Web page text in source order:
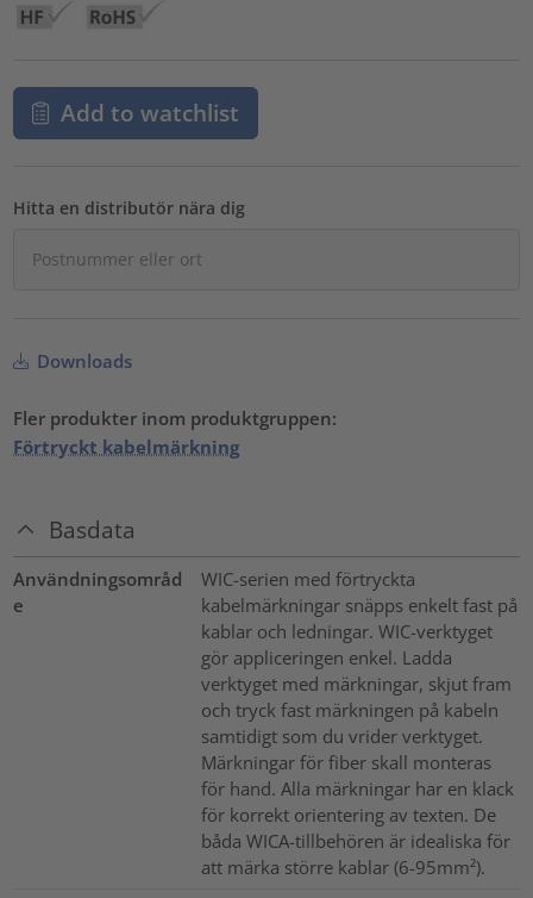
Add to watchlist
Hitta en distributör nära dig
Downloads
Fler produkter inom produktgruppen:
Förtryckt kabelmärkning
Basdata
Användningsområd
e
WIC-serien med förtryckta
kabelmärkningar snäpps enkelt fast på
kablar och ledningar. WIC-verktyget
gör appliceringen enkel. Ladda
verktyget med märkningar, skjut fram
och tryck fast märkningen på kabeln
samtidigt som du vrider verktyget.
Märkningar för fiber skall monteras
för hand. Alla märkningar har en klack
för korrekt orientering av texten. De
båda WICA-tillbehören är idealiska för
att märka större kablar (6-95mm²).